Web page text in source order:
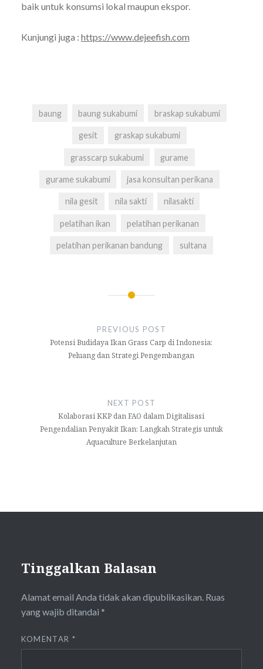
baik untuk konsumsi lokal maupun ekspor.
Kunjungi juga : https://www.dejeefish.com
baung baung sukabumi braskap sukabumi
gesit graskap sukabumi
grasscarp sukabumi gurame
gurame sukabumi jasa konsultan perikana
nila gesit nila sakti nilasakti
pelatihan ikan pelatihan perikanan
pelatihan perikanan bandung sultana
PREVIOUS POST
Potensi Budidaya Ikan Grass Carp di Indonesia:
Peluang dan Strategi Pengembangan
NEXT POST
Kolaborasi KKP dan FAO dalam Digitalisasi
Pengendalian Penyakit Ikan: Langkah Strategis untuk
Aquaculture Berkelanjutan
Tinggalkan Balasan
Alamat email Anda tidak akan dipublikasikan. Ruas
yang wajib ditandai *
KOMENTAR *